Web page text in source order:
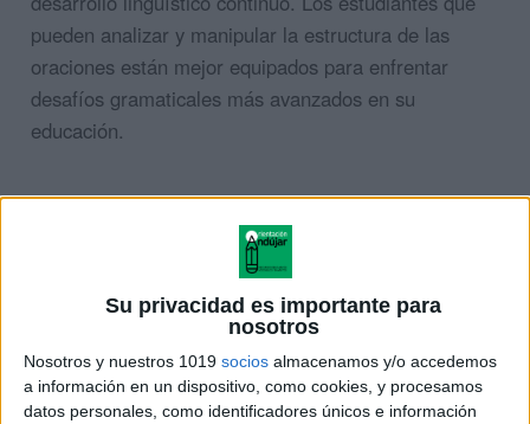
Su privacidad es importante para
nosotros
Nosotros y nuestros 1019 socios almacenamos y/o accedemos
a información en un dispositivo, como cookies, y procesamos
datos personales, como identificadores únicos e información
pueden analizar y manipular la estructura de las
oraciones están mejor equipados para enfrentar
desafíos gramaticales más avanzados en su
educación.
ÚNETE A NUESTRO GRUPO EXCLUSIVO DE
WHATSAPP